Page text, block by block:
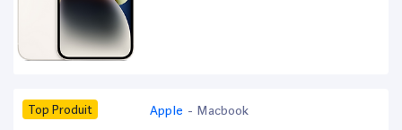
Top Produit Apple - Macbook